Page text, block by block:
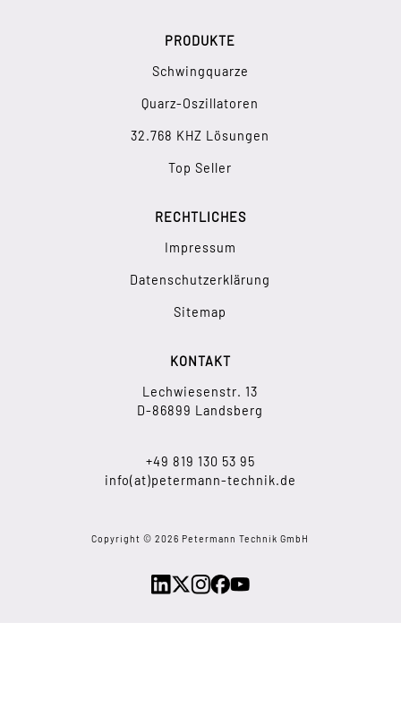
PRODUKTE
Schwingquarze
Quarz-Oszillatoren
32.768 KHZ Lösungen
Top Seller
RECHTLICHES
Impressum
Datenschutzerklärung
Sitemap
KONTAKT
Lechwiesenstr. 13
D-86899 Landsberg
+49 819 130 53 95
info(at)petermann-technik.de
Copyright © 2026 Petermann Technik GmbH